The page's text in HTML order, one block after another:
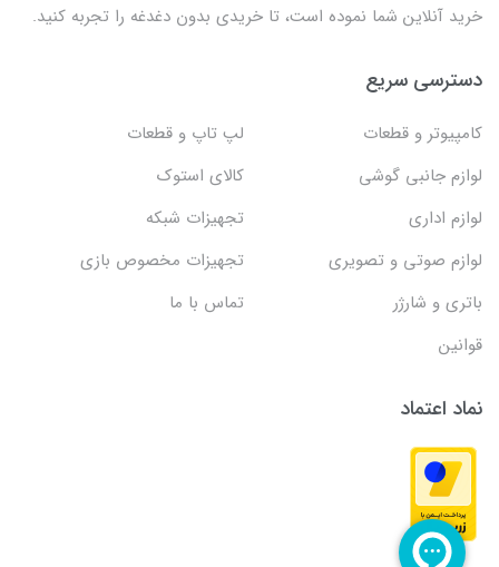
خرید آنلاین شما نموده است، تا خریدی بدون دغدغه را تجربه کنید.
دسترسی سریع
کامپیوتر و قطعات
لپ تاپ و قطعات
لوازم جانبی گوشی
کالای استوک
لوازم اداری
تجهیزات شبکه
لوازم صوتی و تصویری
تجهیزات مخصوص بازی
باتری و شارژر
تماس با ما
قوانین
نماد اعتماد